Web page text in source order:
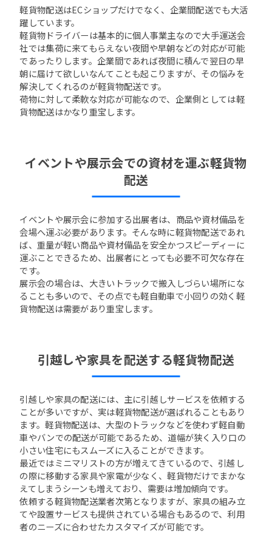
軽貨物配送はECショップだけでなく、企業間配送でも大活
躍しています。
軽貨物ドライバーは基本的に個人事業主なので大手運送会
社では集荷に来てもらえない夜間や早朝などの対応が可能
であったりします。企業間であれば夜間に積んで翌日の早
朝に届けて欲しいなんてことも起こりますが、その悩みを
解決してくれるのが軽貨物配送です。
荷物に対して柔軟な対応が可能なので、企業側としては軽
貨物配送はかなり重宝します。
イベントや展示会での資材を運ぶ軽貨物
配送
イベントや展示会に参加する出展者は、商品や資材備品を
会場へ運ぶ必要があります。そんな時に軽貨物配送であれ
ば、重量が軽い商品や資材備品を安全かつスピーディーに
運ぶことできるため、出展者にとっても必要不可欠な存在
です。
展示会の場合は、大きいトラックで搬入しづらい場所にな
ることも多いので、その点でも軽自動車で小回りの効く軽
貨物配送は需要があり重宝します。
引越しや家具を配送する軽貨物配送
引越しや家具の配送には、主に引越しサービスを依頼する
ことが多いですが、実は軽貨物配送が選ばれることもあり
ます。軽貨物配送は、大型のトラックなどを使わず軽自動
車やバンでの配送が可能であるため、道幅が狭く入り口の
小さい住宅にもスムーズに入ることができます。
最近ではミニマリストの方が増えてきているので、引越し
の際に移動する家具や家電が少なく、軽貨物だけでまかな
えてしまうシーンも増えており、需要は増加傾向です。
依頼する軽貨物配送業者次第となりますが、家具の組み立
てや設置サービスも提供されている場合もあるので、利用
者のニーズに合わせたカスタマイズが可能です。